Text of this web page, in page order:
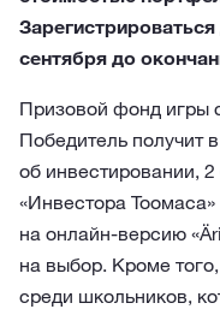
сентября до
Призовой фонд игры
Победитель получит
об инвестировании,
«Инвестора
на онлайн-версию
на выбор. Кроме
среди школьников,